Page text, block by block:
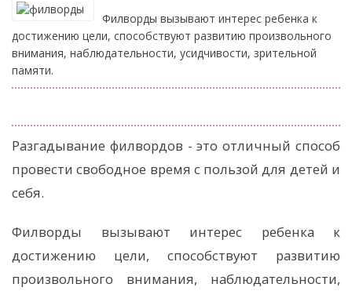
Филворды вызывают интерес ребенка к
достижению цели, способствуют развитию произвольного
внимания, наблюдательности, усидчивости, зрительной
памяти.
Разгадывание филвордов - это отличный способ
провести свободное время с пользой для детей и
себя.
Филворды вызывают интерес ребенка к
достижению цели, способствуют развитию
произвольного внимания, наблюдательности,